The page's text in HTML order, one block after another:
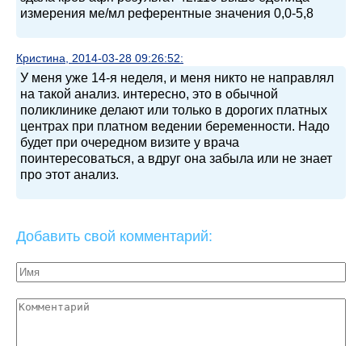
измерения ме/мл референтные значения 0,0-5,8
Кристина, 2014-03-28 09:26:52:
У меня уже 14-я неделя, и меня никто не направлял
на такой анализ. интересно, это в обычной
поликлинике делают или только в дорогих платных
центрах при платном ведении беременности. Надо
будет при очередном визите у врача
поинтересоваться, а вдруг она забыла или не знает
про этот анализ.
Добавить свой комментарий: